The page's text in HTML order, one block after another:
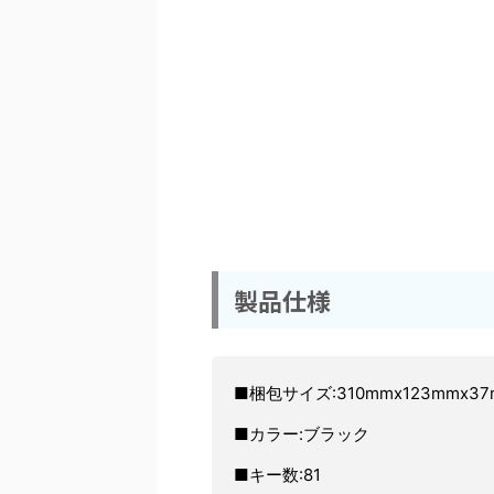
製品仕様
■梱包サイズ
■カラー:ブラック
■キー数:81